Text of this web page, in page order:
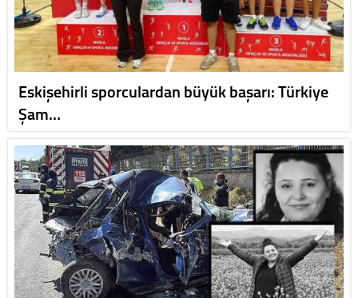
Eskişehirli sporculardan büyük başarı: Türkiye
Şam…